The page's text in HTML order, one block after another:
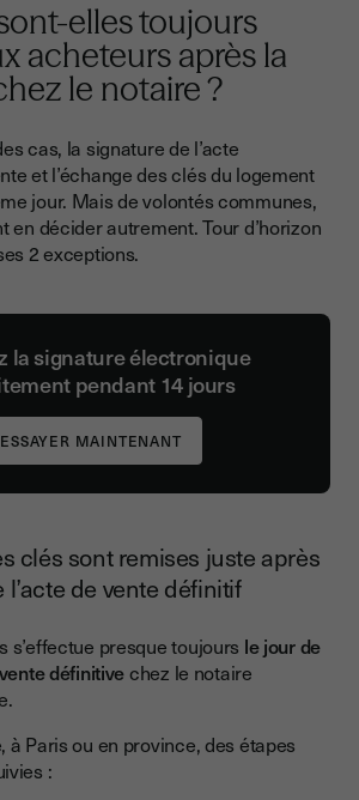
elles toujours
acheteurs après la
le notaire ?
cas, la signature de l’acte
et l’échange des clés du logement
jour. Mais de volontés communes,
en décider autrement. Tour d’horizon
2 exceptions.
la signature électronique
pendant 14 jours
clés sont remises juste après
de vente définitif
s’effectue presque toujours le jour de
définitivechez le notaire
à Paris ou en province, des étapes
: